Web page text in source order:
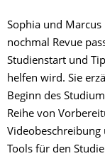
Sophia und Marcus
nochmal Revue
Studienstart und
helfen wird. Sie
Beginn des
Reihe von
Videobeschreibung
Tools für den